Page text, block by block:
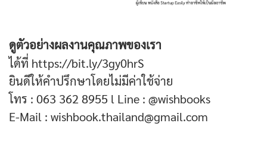
ดูตัวอย่างผลงานคุณภาพของเรา
ได้ที่ https://bit.ly/3gy0hrS
ยินดีให้คำปรึกษาโดยไม่มีค่าใช้จ่าย
โทร : 063 362 8955 l Line : @wishbooks
E-Mail : wishbook.thailand@gmail.com